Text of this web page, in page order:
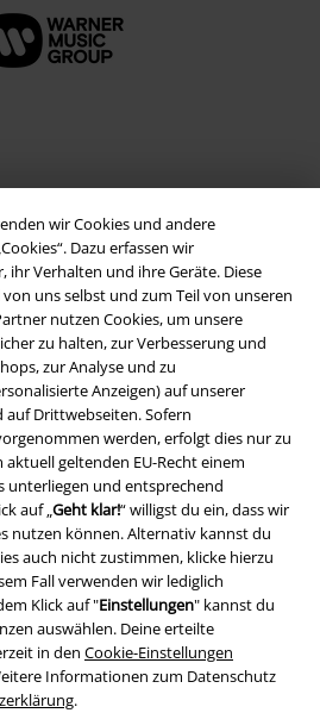
wir Cookies und andere
Dazu erfassen wir
Verhalten und ihre Geräte. Diese
uns selbst und zum Teil von unseren
nutzen Cookies, um unsere
zu halten, zur Verbesserung und
zur Analyse und zu
Anzeigen) auf unserer
auf Drittwebseiten. Sofern
werden, erfolgt dies nur zu
geltenden EU-Recht einem
unterliegen und entsprechend
auf „Geht klar!“ willigst du ein, dass wir
nutzen können. Alternativ kannst du
auch nicht zustimmen, klicke hierzu
Fall verwenden wir lediglich
Klick auf "Einstellungen" kannst du
auswählen. Deine erteilte
in den Cookie-Einstellungen
Informationen zum Datenschutz
.